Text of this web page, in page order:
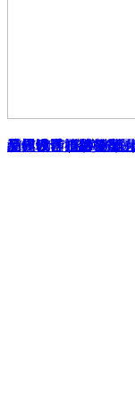
ALVIN VISION（
梵视映画婚纱摄影
品界设计 | 温莎摄
爱情城堡婚纱摄影
品界设计-艺术邂逅
厦门傲客福将餐厅
漳州四季园著公寓
品界设计 |
品界设计 | 600㎡当